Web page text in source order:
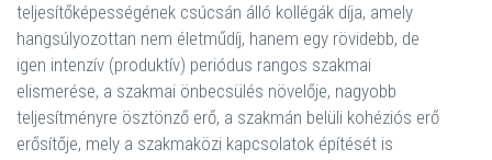
teljesítőképességének csúcsán álló kollégák díja, amely
hangsúlyozottan nem életműdíj, hanem egy rövidebb, de
igen intenzív (produktív) periódus rangos szakmai
elismerése, a szakmai önbecsülés növelője, nagyobb
teljesítményre ösztönző erő, a szakmán belüli kohéziós erő
erősítője, mely a szakmaközi kapcsolatok építését is